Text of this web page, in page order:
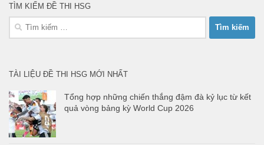
TÌM KIẾM ĐỀ THI HSG
Tìm
TÀI LIỆU ĐỀ THI HSG MỚI NHẤT
Tổng hợp những chiến thắng đậm đà kỷ lục từ kết
quả vòng bảng kỳ World Cup 2026